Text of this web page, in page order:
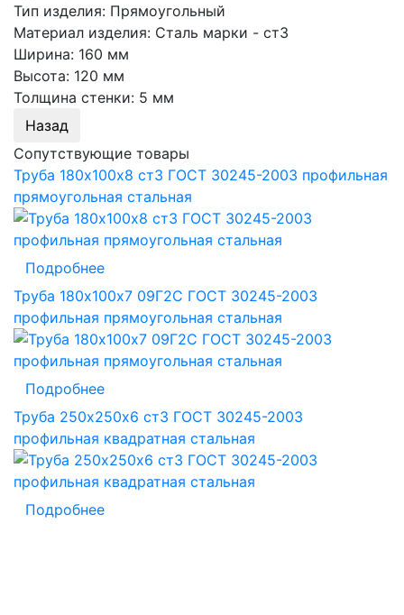
Тип изделия: Прямоугольный
Материал изделия: Сталь марки - ст3
Ширина: 160 мм
Высота: 120 мм
Толщина стенки: 5 мм
Сопутствующие товары
Труба 180х100х8 ст3 ГОСТ 30245-2003 профильная
прямоугольная стальная
Подробнее
Труба 180х100х7 09Г2С ГОСТ 30245-2003
профильная прямоугольная стальная
Подробнее
Труба 250х250х6 ст3 ГОСТ 30245-2003
профильная квадратная стальная
Подробнее